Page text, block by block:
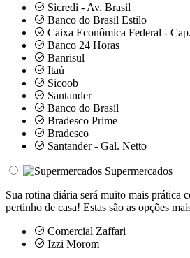
Sicredi - Av. Brasil
Banco do Brasil Estilo
Caixa Econômica Federal -
Banco 24 Horas
Banrisul
Itaú
Sicoob
Santander
Banco do Brasil
Bradesco Prime
Bradesco
Santander - Gal. Netto
Supermercados
Sua rotina diária será muito mais prática
pertinho de casa! Estas são as opções
Comercial Zaffari
Izzi Morom